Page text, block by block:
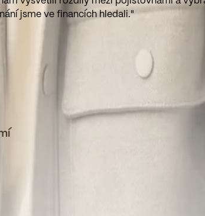
jsme ve financích hledali."